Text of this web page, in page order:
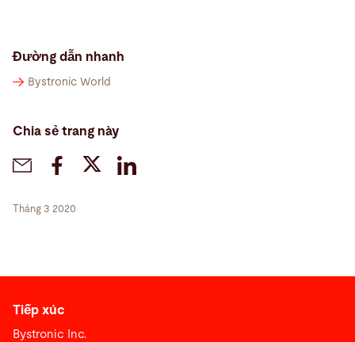
Đường dẫn nhanh
Bystronic World
Chia sẻ trang này
Tháng 3 2020
Tiếp xúc
Bystronic Inc.